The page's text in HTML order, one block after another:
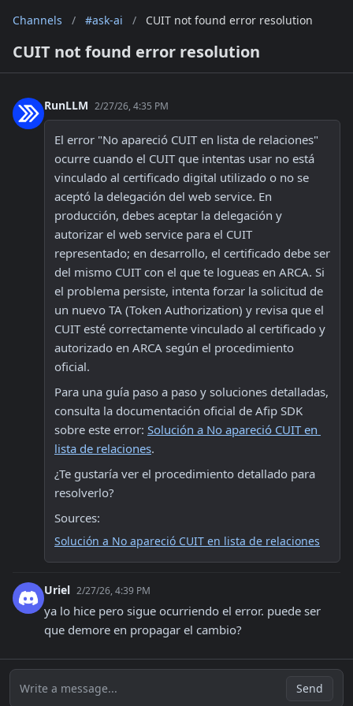
Channels / #ask-ai / CUIT not found error resolution
CUIT not found error resolution
RunLLM 2/27/26, 4:35 PM
El error "No apareció CUIT en lista de relaciones"
ocurre cuando el CUIT que intentas usar no está
vinculado al certificado digital utilizado o no se
aceptó la delegación del web service. En
producción, debes aceptar la delegación y
autorizar el web service para el CUIT
representado; en desarrollo, el certificado debe ser
del mismo CUIT con el que te logueas en ARCA. Si
el problema persiste, intenta forzar la solicitud de
un nuevo TA (Token Authorization) y revisa que el
CUIT esté correctamente vinculado al certificado y
autorizado en ARCA según el procedimiento
oficial.
Para una guía paso a paso y soluciones detalladas,
consulta la documentación oficial de Afip SDK
sobre este error: Solución a No apareció CUIT en
lista de relaciones.
¿Te gustaría ver el procedimiento detallado para
resolverlo?
Sources:
Solución a No apareció CUIT en lista de relaciones
Uriel 2/27/26, 4:39 PM
ya lo hice pero sigue ocurriendo el error. puede ser
que demore en propagar el cambio?
Write a message... Send